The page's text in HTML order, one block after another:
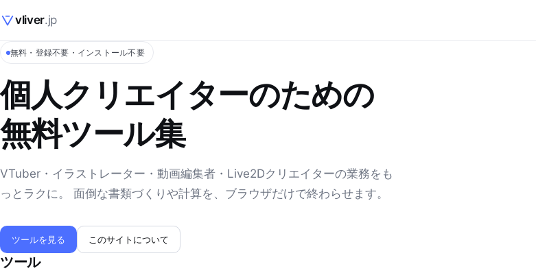
vliver.jp
無料・登録不要・インストール不要
個人クリエイターのための
無料ツール集
VTuber・イラストレーター・動画編集者・Live2Dクリエイターの業務をも
っとラクに。 面倒な書類づくりや計算を、ブラウザだけで終わらせます。
ツールを見る このサイトについて
ツール